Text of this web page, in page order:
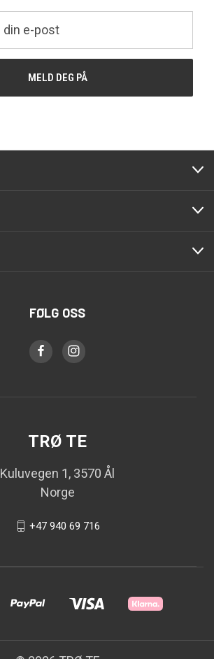
FØLG OSS
TRØ TE
Kuluvegen 1, 3570 Ål
Norge
+47 940 69 716